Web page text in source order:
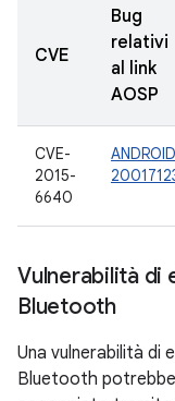
CVE
Bug
relativi
al link
AOSP
CVE-
2015-
6640
Vulnerabilità di
Bluetooth
Una vulnerabilità di
Bluetooth